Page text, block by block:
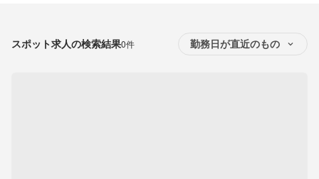
スポット求人の検索結果0件 勤務日が直近のもの